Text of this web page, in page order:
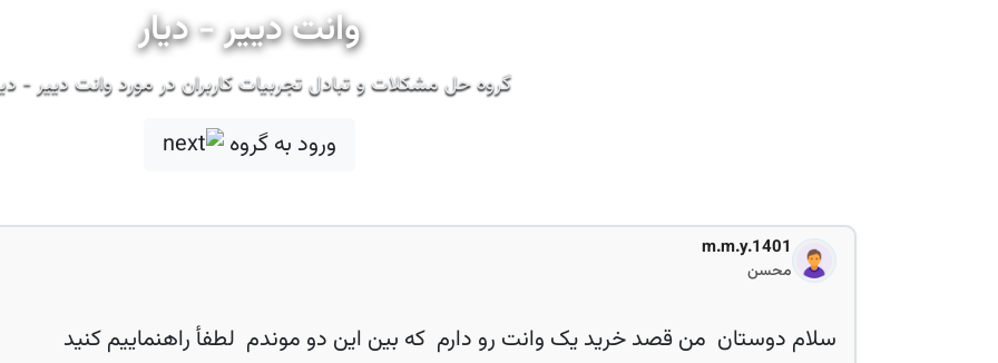
وانت دییر - دیار
گروه حل مشکلات و تبادل تجربیات کاربران در مورد وانت دییر -
ورود به گروه
m.m.y.1401
محسن
سلام دوستان من قصد خرید یک وانت رو دارم که بین این دو موندم لطفأ راهنماییم کنید